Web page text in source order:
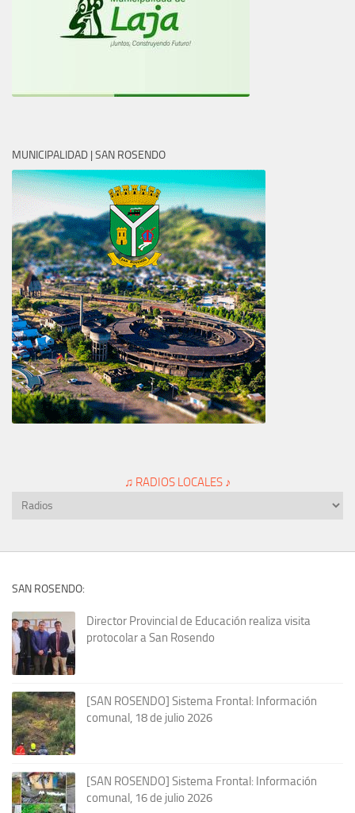
MUNICIPALIDAD | SAN ROSENDO
♫ RADIOS LOCALES ♪
SAN ROSENDO:
Director Provincial de Educación realiza visita
protocolar a San Rosendo
[SAN ROSENDO] Sistema Frontal: Información
comunal, 18 de julio 2026
[SAN ROSENDO] Sistema Frontal: Información
comunal, 16 de julio 2026